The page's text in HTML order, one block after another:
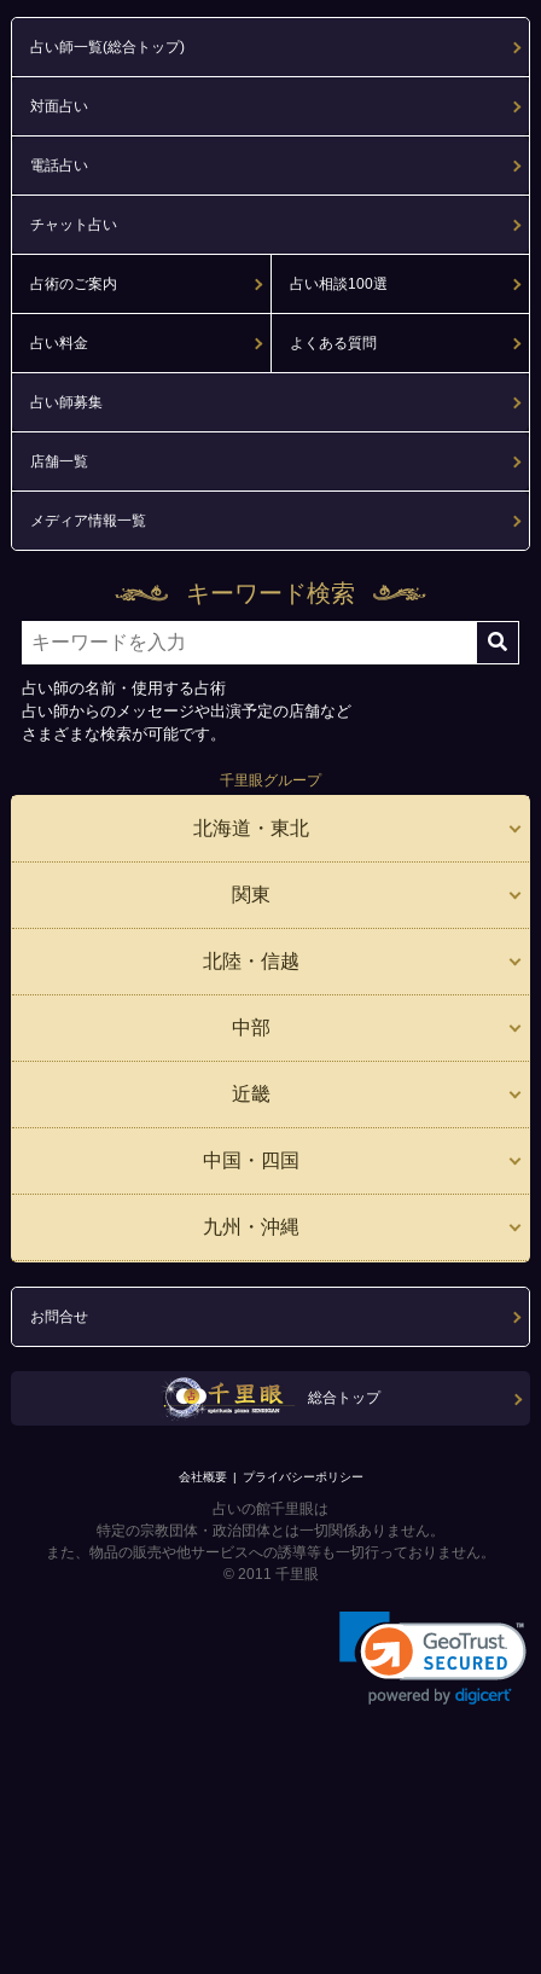
占い師一覧(総合トップ)
対面占い
電話占い
チャット占い
占術のご案内 占い相談100選
占い料金 よくある質問
占い師募集
店舗一覧
メディア情報一覧
キーワード検索
占い師の名前・使用する占術
占い師からのメッセージや出演予定の店舗など
さまざまな検索が可能です。
千里眼グループ
北海道・東北
関東
北陸・信越
中部
近畿
中国・四国
九州・沖縄
お問合せ
総合トップ
会社概要 プライバシーポリシー
占いの館千里眼は
特定の宗教団体・政治団体とは一切関係ありません。
また、物品の販売や他サービスへの誘導等も一切行っておりません。
© 2011 千里眼